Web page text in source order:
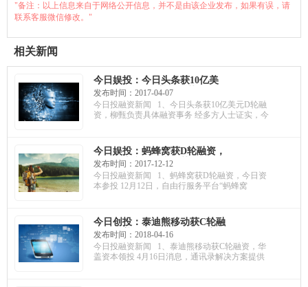
"备注：以上信息来自于网络公开信息，并不是由该企业发布，如果有误，请
联系客服微信修改。"
相关新闻
今日娱投：今日头条获10亿美
元的D轮融资；尊旅网获500万
天使融资，将开发“住宿+旅
行”市场；CheckRecipient获百
发布时间：2017-04-07
今日投融资新闻 1、今日头条获10亿美元D轮融
资，柳甄负责具体融资事务 经多方人士证实，今
今日娱投：蚂蜂窝获D轮融资，
今日资本参投；哎吖获百万投
资，致力AR创作宝库；斑马旅
游获千万融资，建立品质旅游
发布时间：2017-12-12
今日投融资新闻 1、蚂蜂窝获D轮融资，今日资
本参投 12月12日，自由行服务平台“蚂蜂窝
今日创投：泰迪熊移动获C轮融
资，华盖资本领投；ICE机摩人
获A轮融资，估值达1亿元；聚
陆医疗获千万融资，用于市场
发布时间：2018-04-16
今日投融资新闻 1、泰迪熊移动获C轮融资，华
盖资本领投 4月16日消息，通讯录解决方案提供